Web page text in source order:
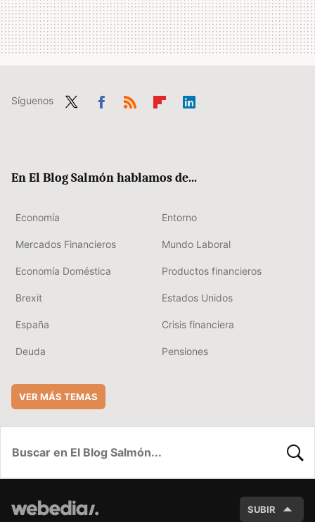
Síguenos
En El Blog Salmón hablamos de...
Economía Entorno
Mercados Financieros Mundo Laboral
Economía Doméstica Productos financieros
Brexit Estados Unidos
España Crisis financiera
Deuda Pensiones
VER MÁS TEMAS
SUBIR